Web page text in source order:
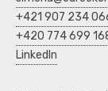
+421 907 234
+420 774 699
LinkedIn